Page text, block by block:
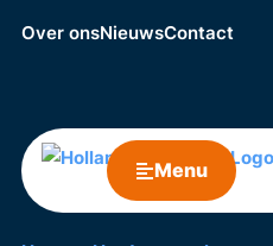
Over onsNieuwsContact
Menu